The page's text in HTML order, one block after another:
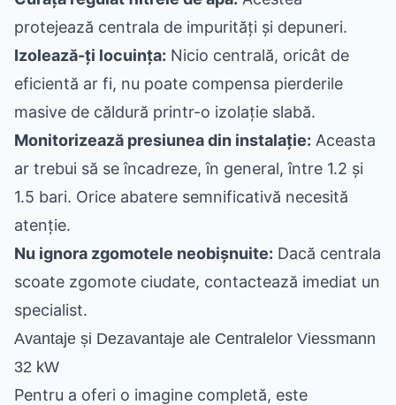
protejează centrala de impurități și depuneri.
Izolează-ți locuința: Nicio centrală, oricât de
eficientă ar fi, nu poate compensa pierderile
masive de căldură printr-o izolație slabă.
Monitorizează presiunea din instalație: Aceasta
ar trebui să se încadreze, în general, între 1.2 și
1.5 bari. Orice abatere semnificativă necesită
atenție.
Nu ignora zgomotele neobișnuite: Dacă centrala
scoate zgomote ciudate, contactează imediat un
specialist.
Avantaje și Dezavantaje ale Centralelor Viessmann
32 kW
Pentru a oferi o imagine completă, este